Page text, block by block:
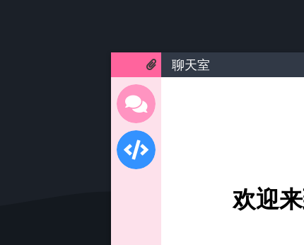
聊天室
欢迎